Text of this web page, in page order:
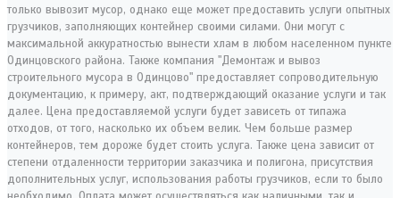
только вывозит мусор, однако еще может предоставить услуги опытных
грузчиков, заполняющих контейнер своими силами. Они могут с
максимальной аккуратностью вынести хлам в любом населенном пункте
Одинцовского района. Также компания "Демонтаж и вывоз
строительного мусора в Одинцово" предоставляет сопроводительную
документацию, к примеру, акт, подтверждающий оказание услуги и так
далее. Цена предоставляемой услуги будет зависеть от типажа
отходов, от того, насколько их объем велик. Чем больше размер
контейнеров, тем дороже будет стоить услуга. Также цена зависит от
степени отдаленности территории заказчика и полигона, присутствия
дополнительных услуг, использования работы грузчиков, если то было